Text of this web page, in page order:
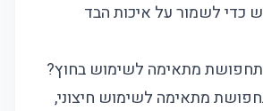
כדי לשמור על איכות הבד
מתאימה לשימוש בחוץ?
מתאימה לשימוש חיצוני,